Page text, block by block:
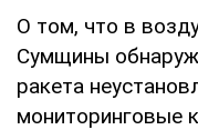
О том, что в
Сумщины
ракета
мониторинговые